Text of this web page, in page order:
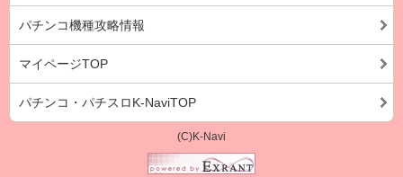
パチンコ機種攻略情報
マイページTOP
パチンコ・パチスロK-NaviTOP
(C)K-Navi